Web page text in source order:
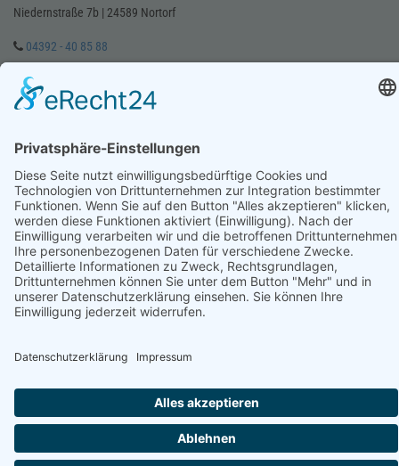
Niedernstraße 7b | 24589 Nortorf
04392 - 40 85 88
Notdienstapotheke und Apotheke finden
Suchen
Ein Service von:
Datenschutzhinweis
© Stadtmarketing und Tourismus Nortorf und Umland e.V.